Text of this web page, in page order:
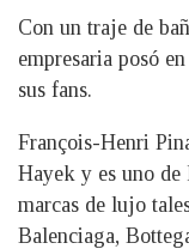
Con un traje de
empresaria posó
sus fans.
François-Henri
Hayek y es uno de
marcas de lujo
Balenciaga,